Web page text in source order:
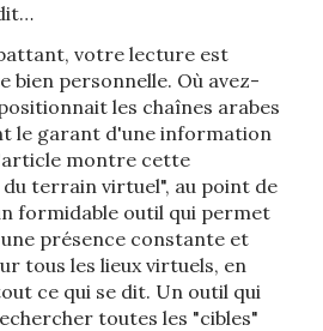
votre lecture est
bien personnelle. Où avez-
les chaînes arabes
le garant d'une information
montre cette
terrain virtuel", au point de
formidable outil qui permet
présence constante et
tous les lieux virtuels, en
ce qui se dit. Un outil qui
toutes les "cibles"